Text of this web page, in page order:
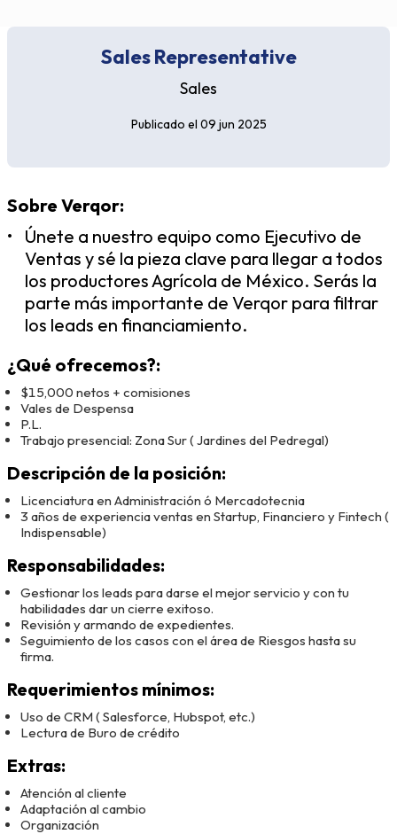
Sales Representative
Sales
Publicado el 09 jun 2025
Sobre Verqor:
Únete a nuestro equipo como Ejecutivo de
Ventas y sé la pieza clave para llegar a todos
los productores Agrícola de México. Serás la
parte más importante de Verqor para filtrar
los leads en financiamiento.
¿Qué ofrecemos?:
$15,000 netos + comisiones
Vales de Despensa
P.L.
Trabajo presencial: Zona Sur ( Jardines del Pedregal)
Descripción de la posición:
Licenciatura en Administración ó Mercadotecnia
3 años de experiencia ventas en Startup, Financiero y Fintech (
Indispensable)
Responsabilidades:
Gestionar los leads para darse el mejor servicio y con tu
habilidades dar un cierre exitoso.
Revisión y armando de expedientes.
Seguimiento de los casos con el área de Riesgos hasta su
firma.
Requerimientos mínimos:
Uso de CRM ( Salesforce, Hubspot, etc.)
Lectura de Buro de crédito
Extras:
Atención al cliente
Adaptación al cambio
Organización